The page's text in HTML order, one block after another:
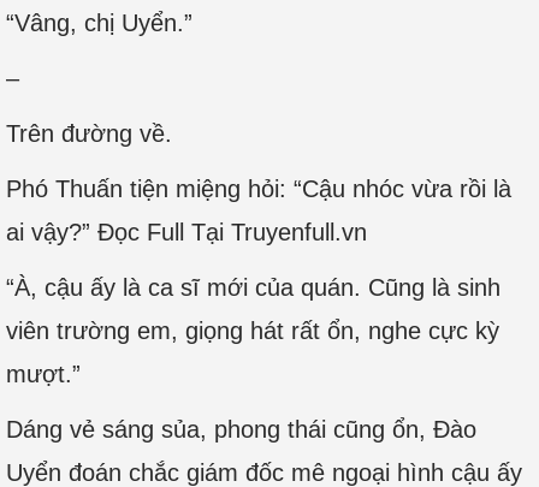
“Vâng, chị Uyển.”
–
Trên đường về.
Phó Thuấn tiện miệng hỏi: “Cậu nhóc vừa rồi là
ai vậy?” Đọc Full Tại Truyenfull.vn
“À, cậu ấy là ca sĩ mới của quán. Cũng là sinh
viên trường em, giọng hát rất ổn, nghe cực kỳ
mượt.”
Dáng vẻ sáng sủa, phong thái cũng ổn, Đào
Uyển đoán chắc giám đốc mê ngoại hình cậu ấy